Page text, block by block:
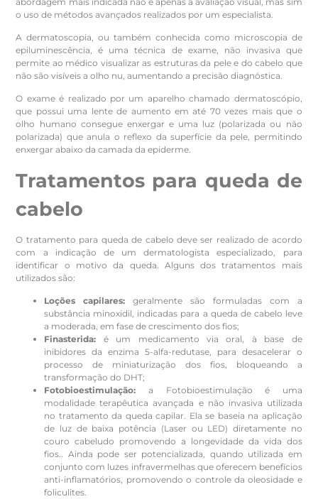
o uso de métodos avançados realizados por um especialista.
A dermatoscopia, ou também conhecida como microscopia de
epiluminescência, é uma técnica de exame, não invasiva que
permite ao médico visualizar as estruturas da pele e do cabelo que
não são visíveis a olho nu, aumentando a precisão diagnóstica.
O exame é realizado por um aparelho chamado dermatoscópio,
que possui uma lente de aumento em até 70 vezes mais que o
olho humano consegue enxergar e uma luz (polarizada ou não
polarizada) que anula o reflexo da superfície da pele, permitindo
enxergar abaixo da camada da epiderme.
Tratamentos para queda de
cabelo
O tratamento para queda de cabelo deve ser realizado de acordo
com a indicação de um dermatologista especializado, para
identificar o motivo da queda. Alguns dos tratamentos mais
utilizados são:
Loções capilares: geralmente são formuladas com a
substância minoxidil, indicadas para a queda de cabelo leve
a moderada, em fase de crescimento dos fios;
Finasterida: é um medicamento via oral, à base de
inibidores da enzima 5-alfa-redutase, para desacelerar o
processo de miniaturização dos fios, bloqueando a
transformação do DHT;
Fotobioestimulação: a Fotobioestimulação é uma
modalidade terapêutica avançada e não invasiva utilizada
no tratamento da queda capilar. Ela se baseia na aplicação
de luz de baixa potência (Laser ou LED) diretamente no
couro cabeludo promovendo a longevidade da vida dos
fios.. Ainda pode ser potencializada, quando utilizada em
conjunto com luzes infravermelhas que oferecem benefícios
anti-inflamatórios, promovendo o controle da oleosidade e
foliculites.